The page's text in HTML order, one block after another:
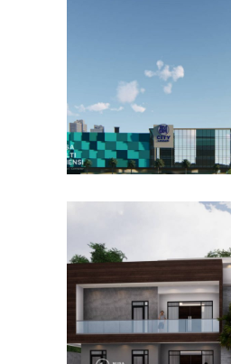
Cilandak Jakarta
Desain Rumah
Lippo Karawaci
DESAIN RUMAH TERBAIK